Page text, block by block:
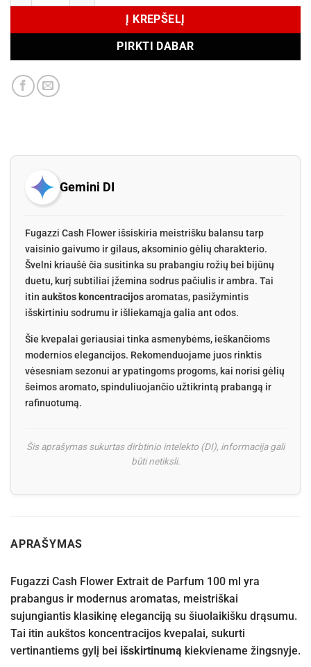
Į KREPŠELĮ
PIRKTI DABAR
Gemini DI
Fugazzi Cash Flower išsiskiria meistrišku balansu tarp
vaisinio gaivumo ir gilaus, aksominio gėlių charakterio.
Švelni kriaušė čia susitinka su prabangiu rožių bei bijūnų
duetu, kurį subtiliai įžemina sodrus pačiulis ir ambra. Tai
itin aukštos koncentracijosaromatas, pasižymintis
išskirtiniu sodrumu ir išliekamąja galia ant odos.
Šie kvepalai geriausiai tinka asmenybėms, ieškančioms
modernios elegancijos. Rekomenduojame juos rinktis
vėsesniam sezonui ar ypatingoms progoms, kai norisi gėlių
šeimos aromato, spinduliuojančio užtikrintą prabangą ir
rafinuotumą.
Šis aprašymas sukurtas dirbtinio intelekto (DI), informacija gali
būti netiksli.
APRAŠYMAS
Fugazzi Cash Flower Extrait de Parfum 100 ml yra
prabangus ir modernus aromatas, meistriškai
sujungiantis klasikinę eleganciją su šiuolaikišku drąsumu.
Tai itin aukštos koncentracijos kvepalai, sukurti
vertinantiems gylį bei išskirtinumą kiekviename žingsnyje.